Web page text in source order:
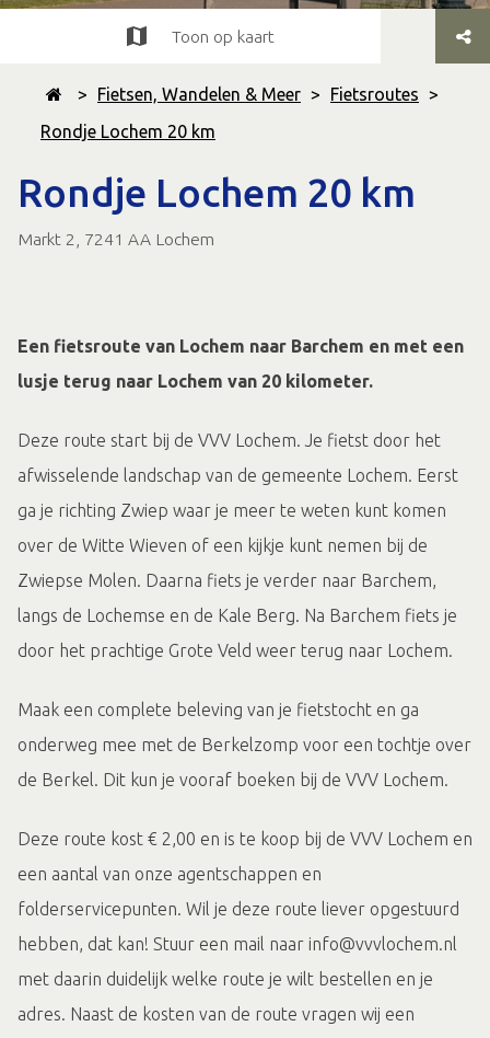
> Fietsen, Wandelen & Meer > Fietsroutes >
Rondje Lochem 20 km
Rondje Lochem 20 km
Markt 2, 7241 AA Lochem
Toon op kaart
Een fietsroute van Lochem naar Barchem en met een
lusje terug naar Lochem van 20 kilometer.
Deze route start bij de VVV Lochem. Je fietst door het
afwisselende landschap van de gemeente Lochem. Eerst
ga je richting Zwiep waar je meer te weten kunt komen
over de Witte Wieven of een kijkje kunt nemen bij de
Zwiepse Molen. Daarna fiets je verder naar Barchem,
langs de Lochemse en de Kale Berg. Na Barchem fiets je
door het prachtige Grote Veld weer terug naar Lochem.
Maak een complete beleving van je fietstocht en ga
onderweg mee met de Berkelzomp voor een tochtje over
de Berkel. Dit kun je vooraf boeken bij de VVV Lochem.
Deze route kost € 2,00 en is te koop bij de VVV Lochem en
een aantal van onze agentschappen en
folderservicepunten. Wil je deze route liever opgestuurd
hebben, dat kan! Stuur een mail naar info@vvvlochem.nl
met daarin duidelijk welke route je wilt bestellen en je
adres. Naast de kosten van de route vragen wij een